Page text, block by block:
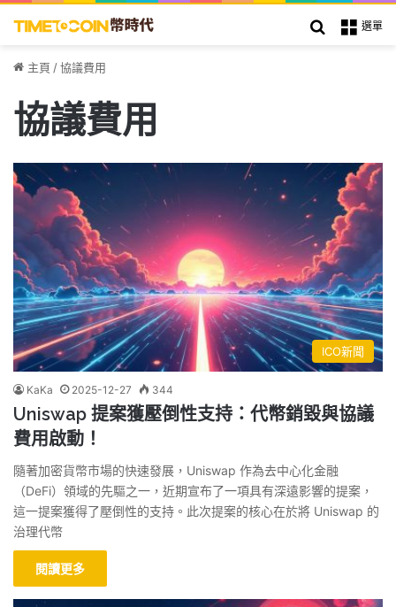
選單
搜索
主頁 /協議費用
協議費用
ICO新聞
KaKa 2025-12-27 344
Uniswap 提案獲壓倒性支持：代幣銷毀與協議
費用啟動！
隨著加密貨幣市場的快速發展，Uniswap 作為去中心化金融
（DeFi）領域的先驅之一，近期宣布了一項具有深遠影響的提案，
這一提案獲得了壓倒性的支持。此次提案的核心在於將 Uniswap 的
治理代幣
閱讀更多